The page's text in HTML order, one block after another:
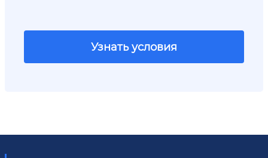
Узнать условия